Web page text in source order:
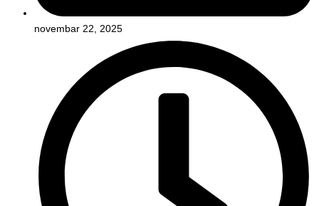
novembar 22, 2025